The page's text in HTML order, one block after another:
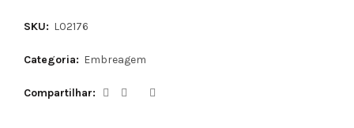
SKU: L02176
Categoria: Embreagem
Compartilhar